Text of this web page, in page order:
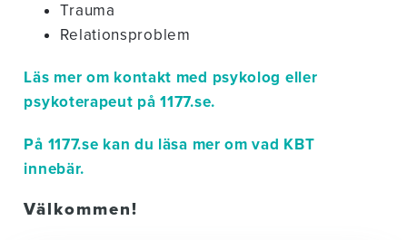
Trauma
Relationsproblem
Läs mer om kontakt med psykolog eller
psykoterapeut på 1177.se.
På 1177.se kan du läsa mer om vad KBT
innebär.
Välkommen!